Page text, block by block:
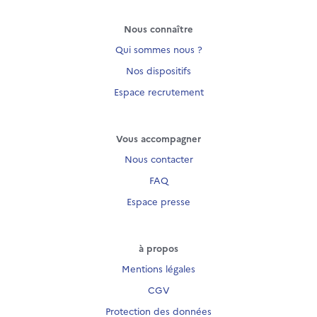
Nous connaître
Qui sommes nous ?
Nos dispositifs
Espace recrutement
Vous accompagner
Nous contacter
FAQ
Espace presse
à propos
Mentions légales
CGV
Protection des données